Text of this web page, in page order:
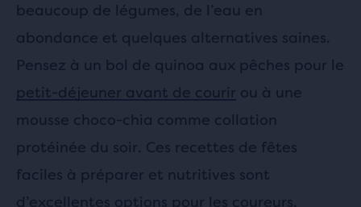
beaucoup de légumes, de l’eau en
abondance et quelques alternatives saines.
Pensez à un bol de quinoa aux pêches pour le
petit-déjeuner avant de courir ou à une
mousse choco-chia comme collation
protéinée du soir. Ces recettes de fêtes
faciles à préparer et nutritives sont
d’excellentes options pour les coureurs.